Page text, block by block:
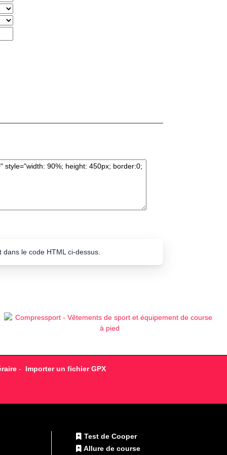
dans le code HTML ci-dessus.
- Importer un fichier GPX
Test de Cooper
Allure de course